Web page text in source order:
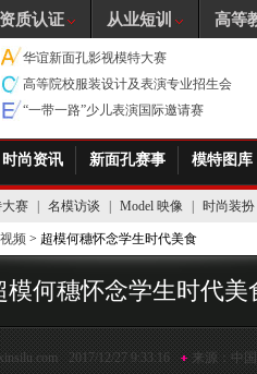
华谊新面孔影视模特大赛
高等院校服装设计及表演专业招生会
“一带一路”少儿表演国际邀请赛
时尚资讯 新面孔赛事 模特图库
赛 名模访谈 Model 映像 时尚装扮
频 > 超模何穗怀念学生时代美食
模何穗怀念学生时代美
2017/12/27 9:33:16 来源： 中
资质认证 从业短训 高等